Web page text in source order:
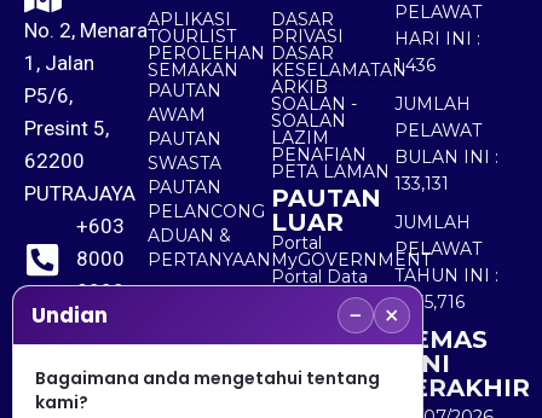
No. 2, Menara
1, Jalan
P5/6,
Presint 5,
62200
PUTRAJAYA
+603
8000
8000
+603
8891
7100
APLIKASI
TOURLIST
PEROLEHAN
SEMAKAN
PAUTAN
AWAM
PAUTAN
SWASTA
PAUTAN
PELANCONG
ADUAN &
PERTANYAAN
DASAR
PRIVASI
DASAR
KESELAMATAN
ARKIB
SOALAN -
SOALAN
LAZIM
PENAFIAN
PETA LAMAN
PAUTAN
LUAR
Portal
MyGOVERNMENT
Portal Data
Terbuka
Sektor Awam
PELAWAT
HARI INI :
1,436
JUMLAH
PELAWAT
BULAN INI :
133,131
JUMLAH
PELAWAT
TAHUN INI :
5,535,716
KEMAS
KINI
TERAKHIR
Undian − ×
Bagaimana anda mengetahui tentang
kami?